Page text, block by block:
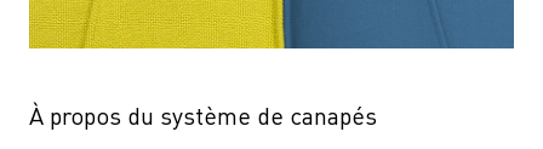
À propos du système de canapés